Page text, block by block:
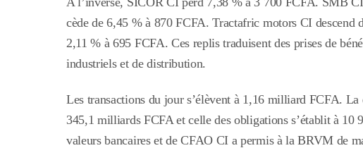
cède de6,45 % à 870 FCFA. Tractafric motors CI descend
2,11 % à 695 FCFA. Ces replis traduisent des prises de
industriels et de distribution.
Les transactions du jour s’élèvent à 1,16 milliard FCFA.
345,1 milliards FCFA et celle des obligations s’établit à 10
valeurs bancaires et de CFAO CI a permis à la BRVM de